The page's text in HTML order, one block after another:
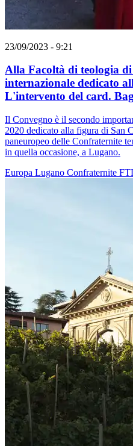
23/09/2023 - 9:21
Alla Facoltà di teologia
internazionale dedicato
L'intervento del card.
Il Convegno è il secondo
2020 dedicato alla figura di San
paneuropeo delle Confraternite
in quella occasione, a Lugano.
Europa Lugano Confraternite